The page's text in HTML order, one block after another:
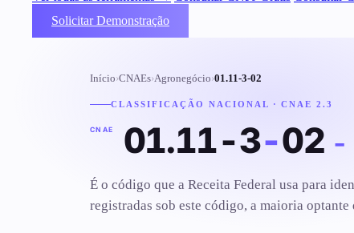
Solicitar Demonstração
Início›CNAEs›Agronegócio›01.11-3-02
CLASSIFICAÇÃO NACIONAL · CNAE 2.3
CNAE 01.11-3-02 -
É o código que a Receita Federal usa para
registradas sob este código, a maioria